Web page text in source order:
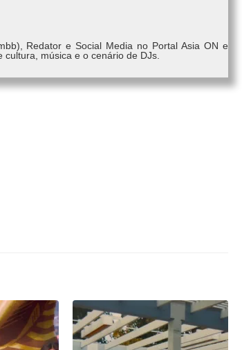
Redator e Social Media no Portal Asia ON e
música e o cenário de DJs.